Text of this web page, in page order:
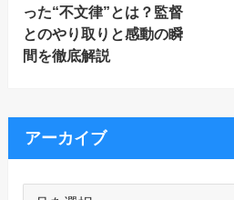
った“不文律”とは？監督
とのやり取りと感動の瞬
間を徹底解説
アーカイブ